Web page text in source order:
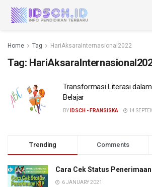
Home Tag HariAksaraInternasional2022
Tag:
Transformasi Literasi
Belajar
BY IDSCH - FRANSISKA 14
Trending Comments
Cara Cek Status
6 JANUARY 2021